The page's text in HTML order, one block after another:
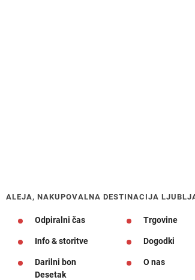
ALEJA, NAKUPOVALNA DESTINACIJA
Odpiralni čas Trgovine
Info & storitve Dogodki
Darilni bon
Desetak
O nas